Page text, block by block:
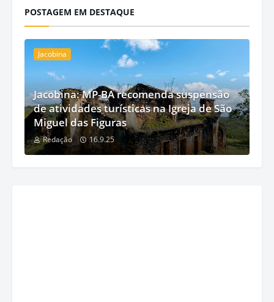
POSTAGEM EM DESTAQUE
Jacobina
Jacobina: MP-BA recomenda suspensão
de atividades turísticas na Igreja de São
Miguel das Figuras
Redação 16.9.25